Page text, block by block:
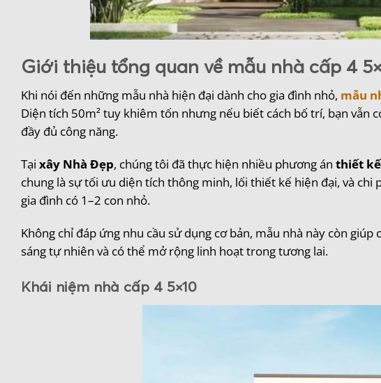
Giới thiệu tổng quan về mẫu nhà cấp 4
Khi nói đến những mẫu nhà hiện đại dành cho gia đình nhỏ, mẫu
Diện tích 50m² tuy khiêm tốn nhưng nếu biết cách bố trí, bạn vẫn
đầy đủ công năng.
Tại xây Nhà Đẹp, chúng tôi đã thực hiện nhiều phương án thiết kế
chung là sự tối ưu diện tích thông minh, lối thiết kế hiện đại, và chi
gia đình có 1–2 con nhỏ.
Không chỉ đáp ứng nhu cầu sử dụng cơ bản, mẫu nhà này còn
sáng tự nhiên và có thể mở rộng linh hoạt trong tương lai.
Khái niệm nhà cấp 4 5×10